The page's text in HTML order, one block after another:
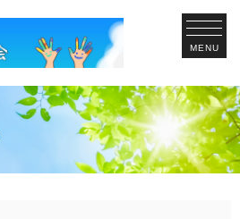
MENU